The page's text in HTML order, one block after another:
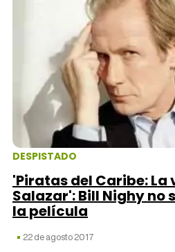
DESPISTADO
'Piratas del Caribe: La
Salazar': Bill Nighy no
la película
22 de agosto 2017